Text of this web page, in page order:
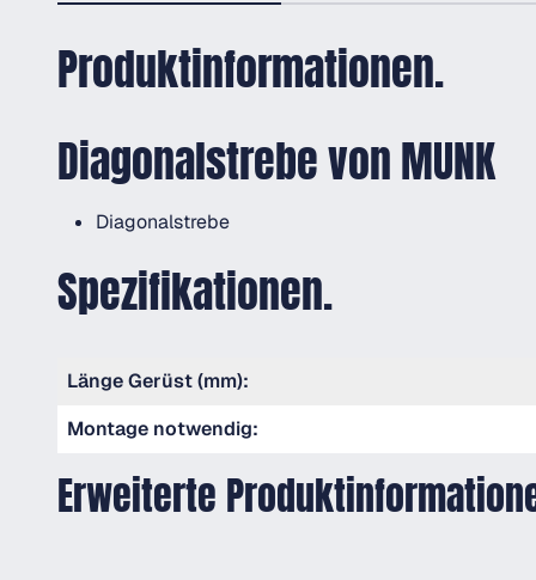
Produktinformationen.
Diagonalstrebe von MUNK
Diagonalstrebe
Spezifikationen.
Länge Gerüst (mm):
Montage notwendig:
Erweiterte